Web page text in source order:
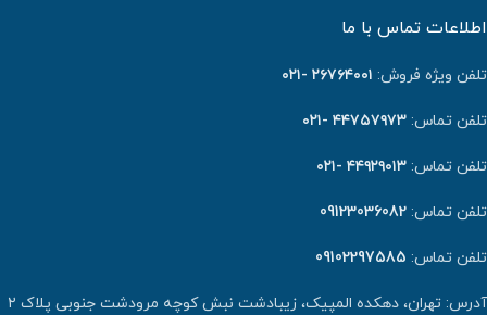
اطلاعات تماس با ما
تلفن ویژه فروش: ٢٦٧٦٤٠٠١ -۰۲۱
تلفن تماس: ۴۴۷۵۷۹۷۳ -۰۲۱
تلفن تماس: ۴۴۹۲۹۰۱۳ -۰۲۱
تلفن تماس: 09123036082
تلفن تماس: 09102297585
آدرس: تهران، دهکده المپیک، زیبادشت نبش کوچه مرودشت جنوبی پلاک ۲